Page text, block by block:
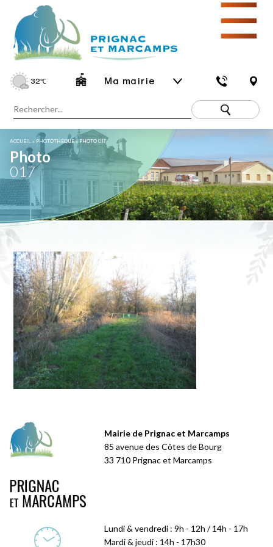
32℃ Ma mairie
☰
ACCUEIL » PHOTOTHÈQUE»PHOTO 017
Photo
017
Mairie de Prignac et Marcamps
85 avenue des Côtes de Bourg
33 710 Prignac et Marcamps
Lundi & vendredi : 9h - 12h / 14h - 17h
Mardi & jeudi : 14h - 17h30